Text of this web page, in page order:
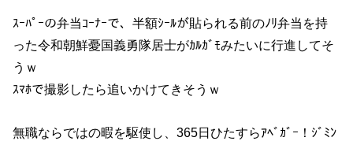
ｽｰﾊﾟｰの弁当ｺｰﾅｰで、半額ｼｰﾙが貼られる前のﾉﾘ弁当を持
った令和朝鮮憂国義勇隊居士がｶﾙｶﾞﾓみたいに行進してそ
うｗ
ｽﾏﾎで撮影したら追いかけてきそうｗ
無職ならではの暇を駆使し、365日ひたすらｱﾍﾞｶﾞｰ！ｼﾞﾐﾝ